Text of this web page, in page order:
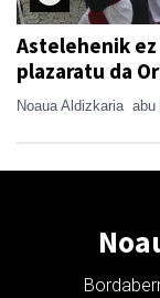
Astelehenik
plazaratu da
Noaua Aldizkaria abu